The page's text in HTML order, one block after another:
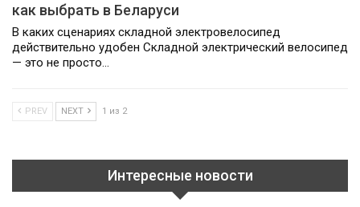
как выбрать в Беларуси
В каких сценариях складной электровелосипед
действительно удобен Складной электрический велосипед
— это не просто…
PREV NEXT 1 из 2
Интересные новости